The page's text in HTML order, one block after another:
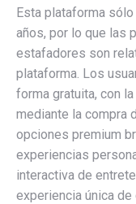
Esta plataforma
años, por lo que las
estafadores son
plataforma. Los
forma gratuita, con
mediante la compra
opciones premium
experiencias
interactiva de
experiencia única